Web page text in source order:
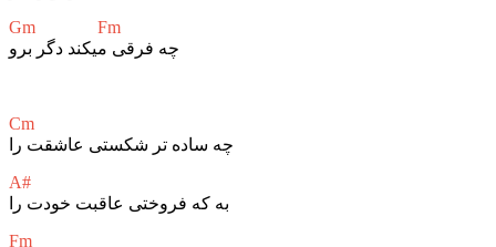
Gm Fm
چه فرقی میکند دگر برو
چه ساده تر شکستی عاشقت را
به که فروختی عاقبت خودت را